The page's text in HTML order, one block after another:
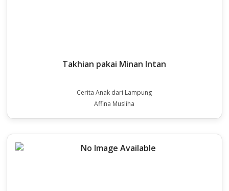
Takhian pakai Minan Intan
Cerita Anak dari Lampung
Affina Musliha